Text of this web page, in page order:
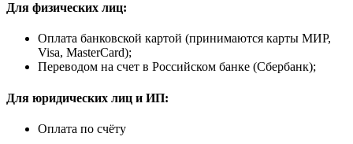
Для физических лиц:
Оплата банковской картой (принимаются карты МИР,
Visa, MasterCard);
Переводом на счет в Российском банке (Сбербанк);
Для юридических лиц и ИП:
Оплата по счёту